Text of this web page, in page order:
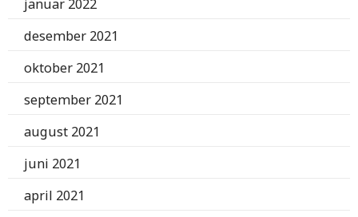
januar 2022
desember 2021
oktober 2021
september 2021
august 2021
juni 2021
april 2021